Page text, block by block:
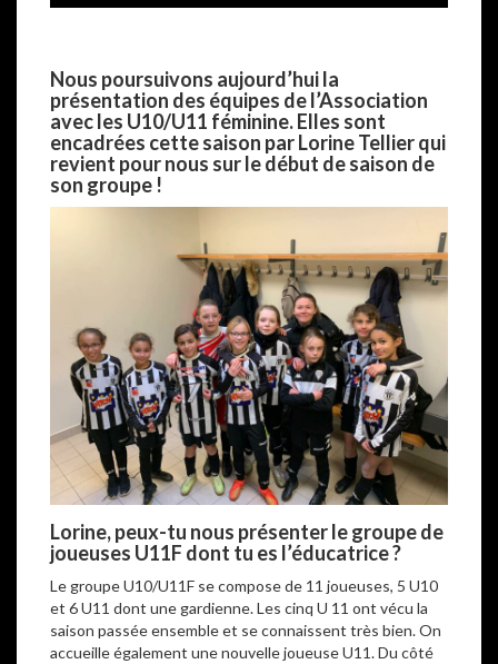
Nous poursuivons aujourd’hui la
présentation des équipes de l’Association
avec les U10/U11 féminine. Elles sont
encadrées cette saison par Lorine Tellier qui
revient pour nous sur le début de saison de
son groupe !
Lorine, peux-tu nous présenter le groupe de
joueuses U11F dont tu es l’éducatrice?
Le groupe U10/U11F se compose de 11 joueuses, 5 U10
et 6 U11 dont une gardienne. Les cinq U 11 ont vécu la
saison passée ensemble et se connaissent très bien. On
accueille également une nouvelle joueuse U11. Du côté